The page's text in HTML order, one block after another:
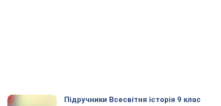
Підручники Всесвітня історія 9 клас